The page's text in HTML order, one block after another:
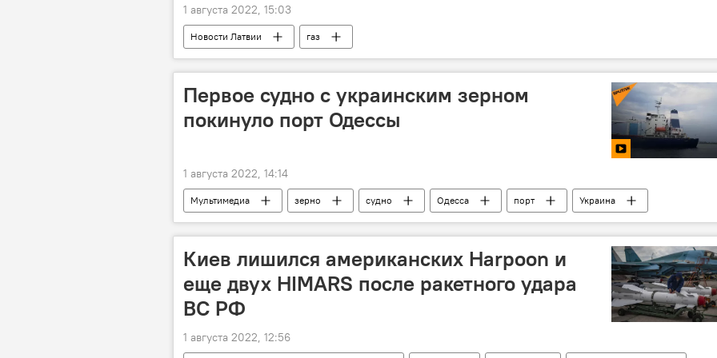
1 августа 2022, 15:03
Новости Латвии газ
Первое судно с украинским зерном
покинуло порт Одессы
1 августа 2022, 14:14
Мультимедиа зерно судно Одесса порт
Украина
Черное море
безопасность
Киев лишился американских Harpoon и
еще двух HIMARS после ракетного удара
ВС РФ
1 августа 2022, 12:56